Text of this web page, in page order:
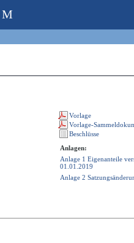
Anlagen:
Anlage 1 Eigenanteile
01.01.2019
Anlage 2